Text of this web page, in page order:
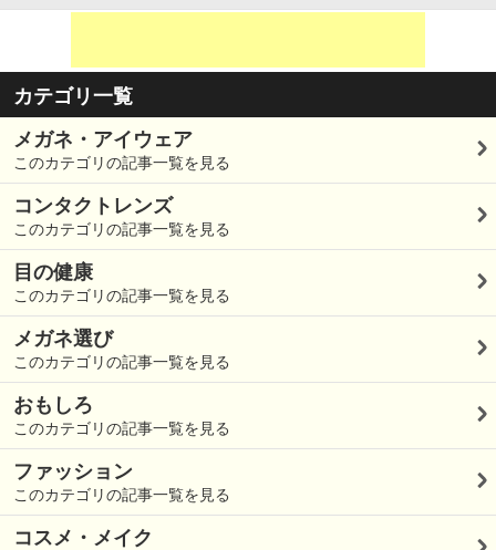
カテゴリ一覧
メガネ・アイウェア
このカテゴリの記事一覧を見る
コンタクトレンズ
このカテゴリの記事一覧を見る
目の健康
このカテゴリの記事一覧を見る
メガネ選び
このカテゴリの記事一覧を見る
おもしろ
このカテゴリの記事一覧を見る
ファッション
このカテゴリの記事一覧を見る
コスメ・メイク